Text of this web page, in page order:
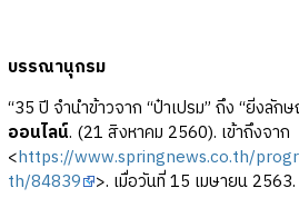
บรรณานุกรม
“35 ปี จำนำข้าวจาก “ป๋าเปรม” ถึง “ยิ่งลัก
ออนไลน์. (21 สิงหาคม 2560). เข้าถึงจาก
<https://www.springnews.co.th/
th/84839 >. เมื่อวันที่ 15 เมษายน 2563.